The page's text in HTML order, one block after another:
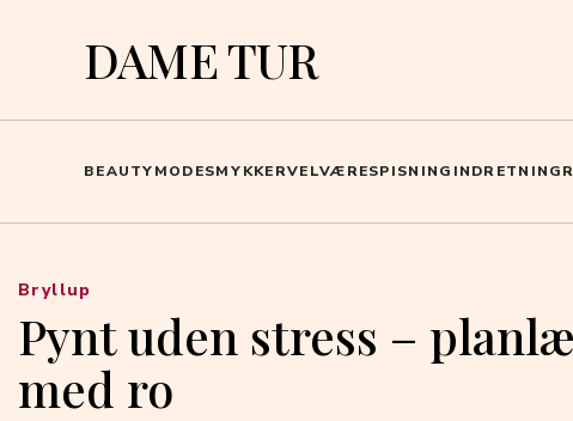
DAME TUR
BEAUTYMODESMYKKERVELVÆRESPISNING INDRETNING
Pynt uden stress –
med ro
Bryllup